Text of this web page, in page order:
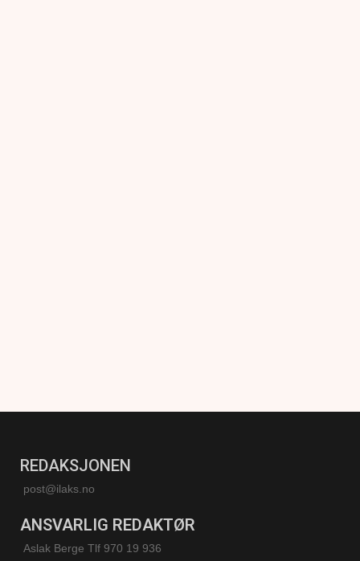
REDAKSJONEN
post@ilaks.no
ANSVARLIG REDAKTØR
Aslak Berge Tlf 970 19 936